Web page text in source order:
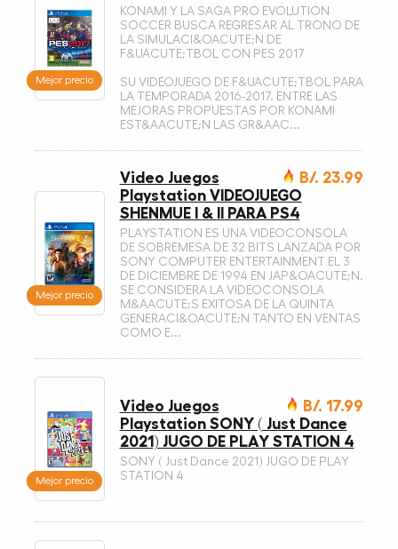
Mejor precio
KONAMI Y LA SAGA PRO EVOLUTION
SOCCER BUSCA REGRESAR AL TRONO DE
LA SIMULACI&OACUTE;N DE
F&UACUTE;TBOL CON PES 2017
SU VIDEOJUEGO DE F&UACUTE;TBOL PARA
LA TEMPORADA 2016-2017. ENTRE LAS
MEJORAS PROPUESTAS POR KONAMI
EST&AACUTE;N LAS GR&AAC...
Mejor precio
B/. 23.99
Video Juegos
Playstation VIDEOJUEGO
SHENMUE I & II PARA PS4
PLAYSTATION ES UNA VIDEOCONSOLA
DE SOBREMESA DE 32 BITS LANZADA POR
SONY COMPUTER ENTERTAINMENT EL 3
DE DICIEMBRE DE 1994 EN JAP&OACUTE;N.
SE CONSIDERA LA VIDEOCONSOLA
M&AACUTE;S EXITOSA DE LA QUINTA
GENERACI&OACUTE;N TANTO EN VENTAS
COMO E...
Mejor precio
B/. 17.99
Video Juegos
Playstation SONY ( Just Dance
2021) JUGO DE PLAY STATION 4
SONY ( Just Dance 2021) JUGO DE PLAY
STATION 4